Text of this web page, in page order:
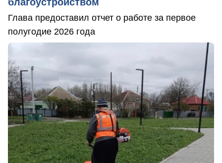
Глава предоставил отчет о работе за первое
полугодие 2026 года